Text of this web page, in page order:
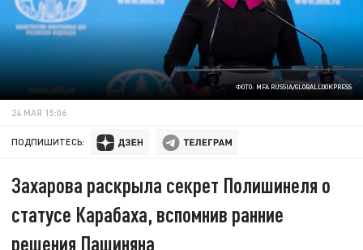
ФОТО: MFA RUSSIA/GLOBALLOOKPRESS
24 МАЯ 15:06
ПОДПИШИТЕСЬ:
Захарова раскрыла секрет Полишинеля о
статусе Карабаха, вспомнив ранние
решения Пашиняна